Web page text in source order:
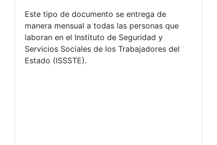
Este tipo de documento se entrega de
manera mensual a todas las personas que
laboran en el Instituto de Seguridad y
Servicios Sociales de los Trabajadores del
Estado (ISSSTE).